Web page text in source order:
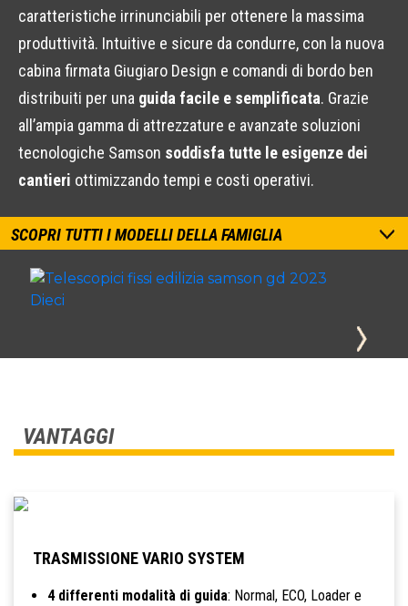
caratteristiche irrinunciabili per ottenere la massima
produttività. Intuitive e sicure da condurre, con la nuova
cabina firmata Giugiaro Design e comandi di bordo ben
distribuiti per una guida facile e semplificata. Grazie
all’ampia gamma di attrezzature e avanzate soluzioni
tecnologiche Samson soddisfa tutte le esigenze dei
cantieri ottimizzando tempi e costi operativi.
SCOPRI TUTTI I MODELLI DELLA FAMIGLIA
VANTAGGI
TRASMISSIONE VARIO SYSTEM
4 differenti modalità di guida: Normal, ECO, Loader e